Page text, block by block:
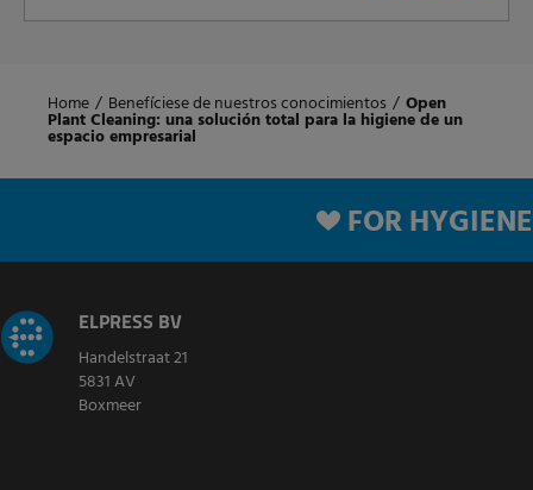
Home / Benefíciese de nuestros conocimientos / Open
Plant Cleaning: una solución total para la higiene de un
espacio empresarial
FOR HYGIENE
ELPRESS BV
Handelstraat 21
5831 AV
Boxmeer